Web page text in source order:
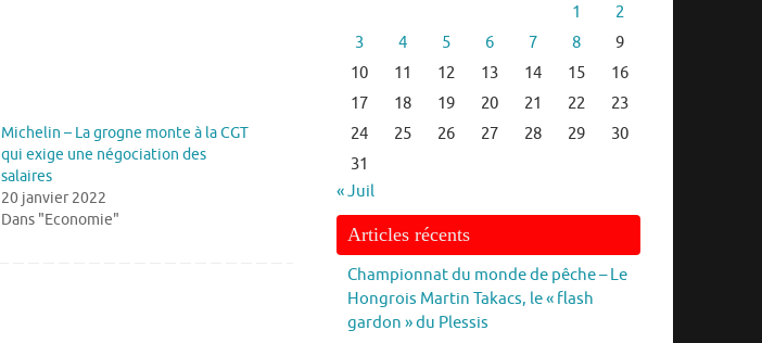
Michelin – La grogne monte à la CGT
qui exige une négociation des
salaires
20 janvier 2022
Dans "Economie"
1
2
3
4 5 6 7 8
9
10
11 12 13 14 15
16
17
18 19 20 21 22
23
24
25 26 27 28 29
30
31
« Juil
Articles récents
Championnat du monde de pêche – Le
Hongrois Martin Takacs, le « flash
gardon » du Plessis